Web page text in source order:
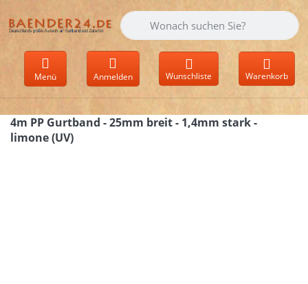
Geben Sie einen Suchbegriff ein.
Menü Anmelden Wunschliste Warenkorb
4m PP Gurtband - 25mm breit - 1,4mm stark -
limone (UV)